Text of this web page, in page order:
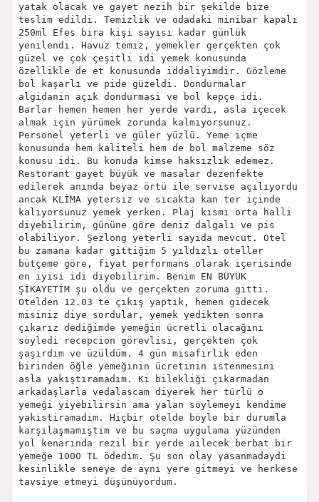
yatak olacak ve gayet nezih bir şekilde bize
teslim edildi. Temizlik ve odadaki minibar kapalı
250ml Efes bira kişi sayısı kadar günlük
yenilendi. Havuz temiz, yemekler gerçekten çok
güzel ve çok çeşitli idi yemek konusunda
özellikle de et konusunda iddaliyimdir. Gözleme
bol kaşarlı ve pide güzeldi. Dondurmalar
algidanin açık dondurmasi ve bol kepçe idi.
Barlar hemen hemen her yerde vardi, asla içecek
almak için yürümek zorunda kalmıyorsunuz.
Personel yeterli ve güler yüzlü. Yeme içme
konusunda hem kaliteli hem de bol malzeme söz
konusu idi. Bu konuda kimse haksızlık edemez.
Restorant gayet büyük ve masalar dezenfekte
edilerek anında beyaz örtü ile servise açılıyordu
ancak KLİMA yetersiz ve sıcakta kan ter içinde
kalıyorsunuz yemek yerken. Plaj kısmı orta halli
diyebilirim, gününe göre deniz dalgalı ve pis
olabiliyor. Şezlong yeterli sayıda mevcut. Otel
bu zamana kadar gittiğim 5 yıldızlı oteller
bütçeme göre, fiyat performans olarak içerisinde
en iyisi idi diyebilirim. Benim EN BÜYÜK
ŞİKAYETİM şu oldu ve gerçekten zoruma gitti.
Otelden 12.03 te çıkış yaptık, hemen gidecek
misiniz diye sordular, yemek yedikten sonra
çıkarız dediğimde yemeğin ücretli olacağını
söyledi recepcion görevlisi, gerçekten çok
şaşırdım ve üzüldüm. 4 gün misafirlik eden
birinden öğle yemeğinin ücretinin istenmesini
asla yakıştıramadım. Ki bilekliği çıkarmadan
arkadaşlarla vedalascam diyerek her türlü o
yemeği yiyebilirsin ama yalan söylemeyi kendime
yakistiramadim. Hiçbir otelde böyle bir durumla
karşılaşmamıştim ve bu saçma uygulama yüzünden
yol kenarında rezil bir yerde ailecek berbat bir
yemeğe 1000 TL ödedim. Şu son olay yasanmadaydi
kesinlikle seneye de aynı yere gitmeyi ve herkese
tavsiye etmeyi düşünüyordum.